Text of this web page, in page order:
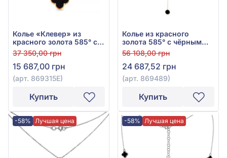
Колье «Клевер» из
красного золота 585° с
чёрной эмалью и
чёрным агатом, арт.
869315Е
37 350,00 грн
15 687,00 грн
(арт. 869315Е)
Купить
Колье из красного
золота 585° с чёрным
агатом, арт. 869489
56 108,00 грн
24 687,52 грн
(арт. 869489)
Купить
-58% Лучшая цена -58% Лучшая цена